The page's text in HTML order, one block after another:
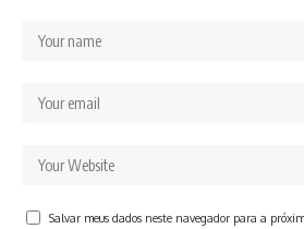
Salvar meus dados neste navegador para a